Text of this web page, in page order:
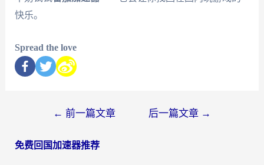
快乐。
Spread the love
← 前一篇文章 后一篇文章 →
免费回国加速器推荐